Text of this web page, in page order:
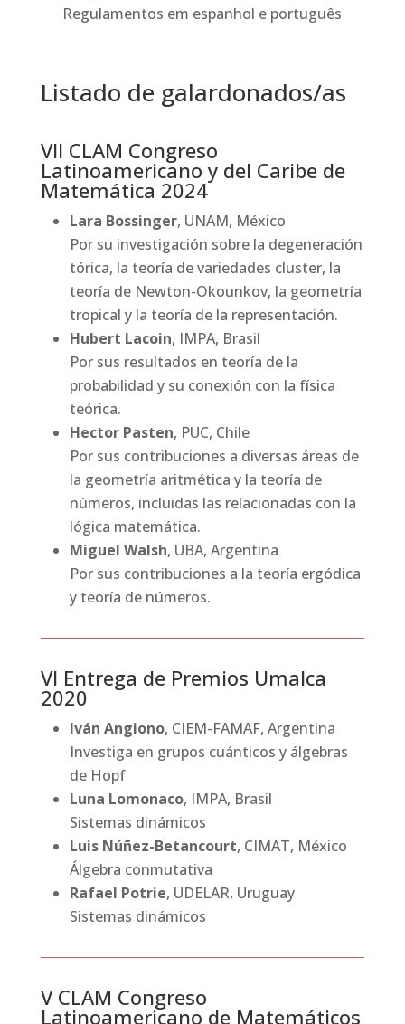
Regulamentos em espanhol e português
Listado de galardonados/as
VII CLAM Congreso
Latinoamericano y del Caribe de
Matemática 2024
Lara Bossinger, UNAM, México
Por su investigación sobre la degeneración
tórica, la teoría de variedades cluster, la
teoría de Newton-Okounkov, la geometría
tropical y la teoría de la representación.
Hubert Lacoin, IMPA, Brasil
Por sus resultados en teoría de la
probabilidad y su conexión con la física
teórica.
Hector Pasten, PUC, Chile
Por sus contribuciones a diversas áreas de
la geometría aritmética y la teoría de
números, incluidas las relacionadas con la
lógica matemática.
Miguel Walsh, UBA, Argentina
Por sus contribuciones a la teoría ergódica
y teoría de números.
VI Entrega de Premios Umalca
2020
Iván Angiono, CIEM-FAMAF, Argentina
Investiga en grupos cuánticos y álgebras
de Hopf
Luna Lomonaco, IMPA, Brasil
Sistemas dinámicos
Luis Núñez-Betancourt, CIMAT, México
Álgebra conmutativa
Rafael Potrie, UDELAR, Uruguay
Sistemas dinámicos
V CLAM Congreso
Latinoamericano de Matemáticos